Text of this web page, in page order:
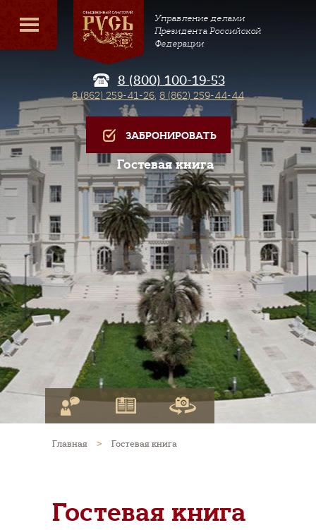
Управление делами
Президента Российской
Федерации
8 (800) 100-19-53
8 (862) 259-41-26, 8 (862) 259-44-44
ЗАБРОНИРОВАТЬ
Гостевая книга
Главная > Гостевая книга
Гостевая книга